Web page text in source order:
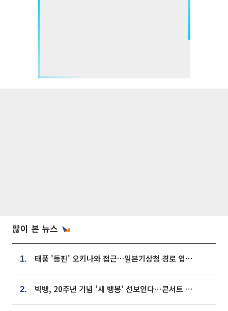
많이 본 뉴스
1. 태풍 '돌핀' 오키나와 접근…일본기상청 경로 업데이트
2. 빅뱅, 20주년 기념 '새 뱅봉' 선보인다⋯콘서트 앞두고 팝업 개최